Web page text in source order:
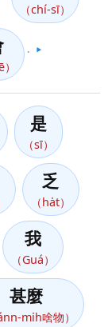
（chí-sī）
▶️
是
（sī）
乏
（ha̍t）
我
（Guá）
甚麼
mi̍h啥物）